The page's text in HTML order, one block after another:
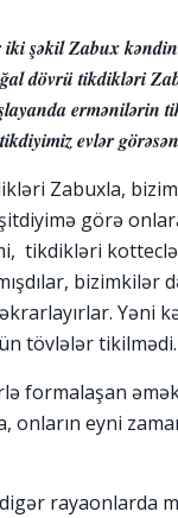
iki şəkil Zabux
dövrü tikdikləri
ermənilərin
evlər
Zabuxla,
görə
tikdikləri
tövlələr tikilmədi.
formalaşan
onların eyni
rayaonlarda